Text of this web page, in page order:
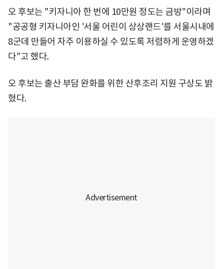
오 후보는 "키자니아 한 번에 10만원 정도는 금방"이라며
"공공형 키자니아인 '서울 어린이 상상랜드'를 서울시내에
8군데 만들어 자주 이용하실 수 있도록 저렴하게 운영하겠
다"고 했다.
오 후보는 출산 부담 완화를 위한 산후조리 지원 구상도 밝
혔다.